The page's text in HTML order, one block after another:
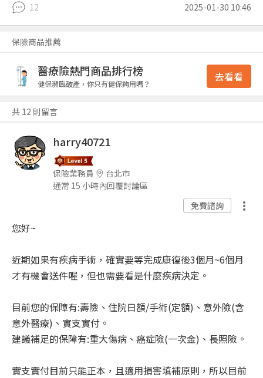
12
2025-01-30 10:46
保險商品推薦
醫療險熱門商品排行榜
健保瀕臨破產，你只有健保夠用嗎？
去看看
共 12 則留言
harry40721
保險業務員
台北市
通常 15 小時內回覆討論區
免費諮詢
您好~
近期如果有疾病手術，確實要等完成康復後3個月~6個月
才有機會送件喔，但也需要看是什麼疾病決定。
目前您的保障有:壽險、住院日額/手術(定額)、意外險(含
意外醫療)、實支實付。
建議補足的保障有:重大傷病、癌症險(一次金)、長照險。
實支實付目前只能正本，且適用損害填補原則，所以目前